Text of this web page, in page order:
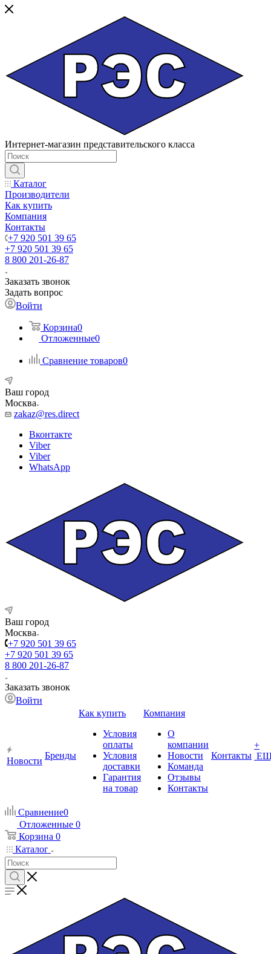
Интернет-магазин представительского класса
Каталог
Производители
Как купить
Компания
Контакты
+7 920 501 39 65
+7 920 501 39 65
8 800 201-26-87
Заказать звонок
Задать вопрос
Войти
Корзина0
Отложенные0
Сравнение товаров0
Ваш город
Москва
zakaz@res.direct
Вконтакте
Viber
Viber
WhatsApp
Ваш город
Москва
+7 920 501 39 65
+7 920 501 39 65
8 800 201-26-87
Заказать звонок
Войти
Новости
Бренды
Как купить
Условия
оплаты
Условия
доставки
Гарантия
на товар
Компания
О
компании
Новости
Команда
Отзывы
Контакты
Контакты
+
Сравнение0
Отложенные 0
Корзина 0
Каталог